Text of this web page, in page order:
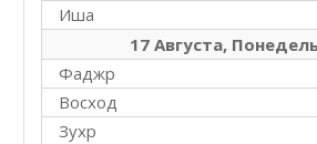
Иша
17 Августа,
Фаджр
Восход
Зухр